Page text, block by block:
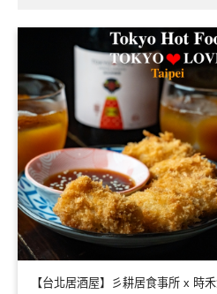
【台北居酒屋】彡耕居食事所 x 時